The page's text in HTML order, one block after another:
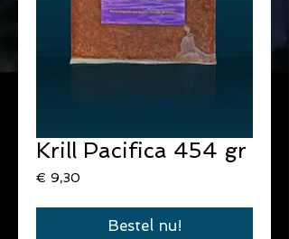
Krill Pacifica 454 gr
€ 9,30
Bestel nu!